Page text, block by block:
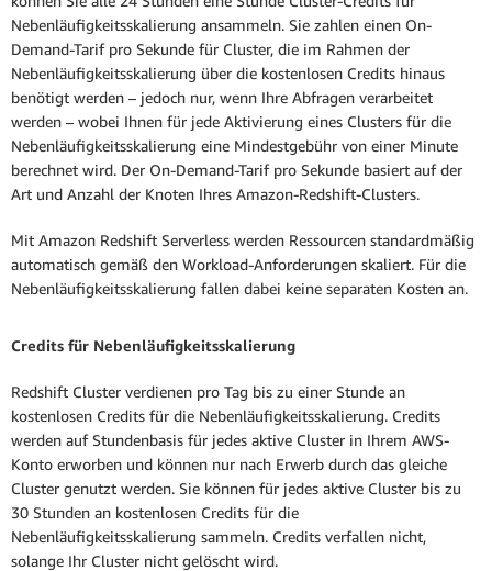
Nebenläufigkeitsskalierung ansammeln. Sie zahlen einen On-
Demand-Tarif pro Sekunde für Cluster, die im Rahmen der
Nebenläufigkeitsskalierung über die kostenlosen Credits hinaus
benötigt werden – jedoch nur, wenn Ihre Abfragen verarbeitet
werden – wobei Ihnen für jede Aktivierung eines Clusters für die
Nebenläufigkeitsskalierung eine Mindestgebühr von einer Minute
berechnet wird. Der On-Demand-Tarif pro Sekunde basiert auf der
Art und Anzahl der Knoten Ihres Amazon-Redshift-Clusters.
Mit Amazon Redshift Serverless werden Ressourcen standardmäßig
automatisch gemäß den Workload-Anforderungen skaliert. Für die
Nebenläufigkeitsskalierung fallen dabei keine separaten Kosten an.
Credits für Nebenläufigkeitsskalierung
Redshift Cluster verdienen pro Tag bis zu einer Stunde an
kostenlosen Credits für die Nebenläufigkeitsskalierung. Credits
werden auf Stundenbasis für jedes aktive Cluster in Ihrem AWS-
Konto erworben und können nur nach Erwerb durch das gleiche
Cluster genutzt werden. Sie können für jedes aktive Cluster bis zu
30 Stunden an kostenlosen Credits für die
Nebenläufigkeitsskalierung sammeln. Credits verfallen nicht,
solange Ihr Cluster nicht gelöscht wird.